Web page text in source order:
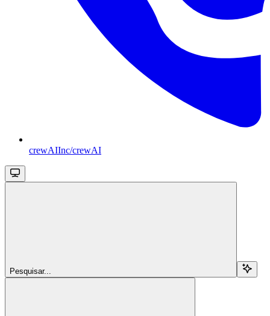
crewAIInc/crewAI
Pesquisar...